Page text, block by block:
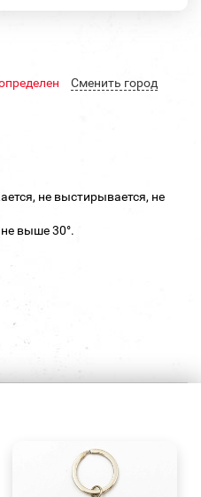
Cменить город
не выстирывается, не
выше 30°.